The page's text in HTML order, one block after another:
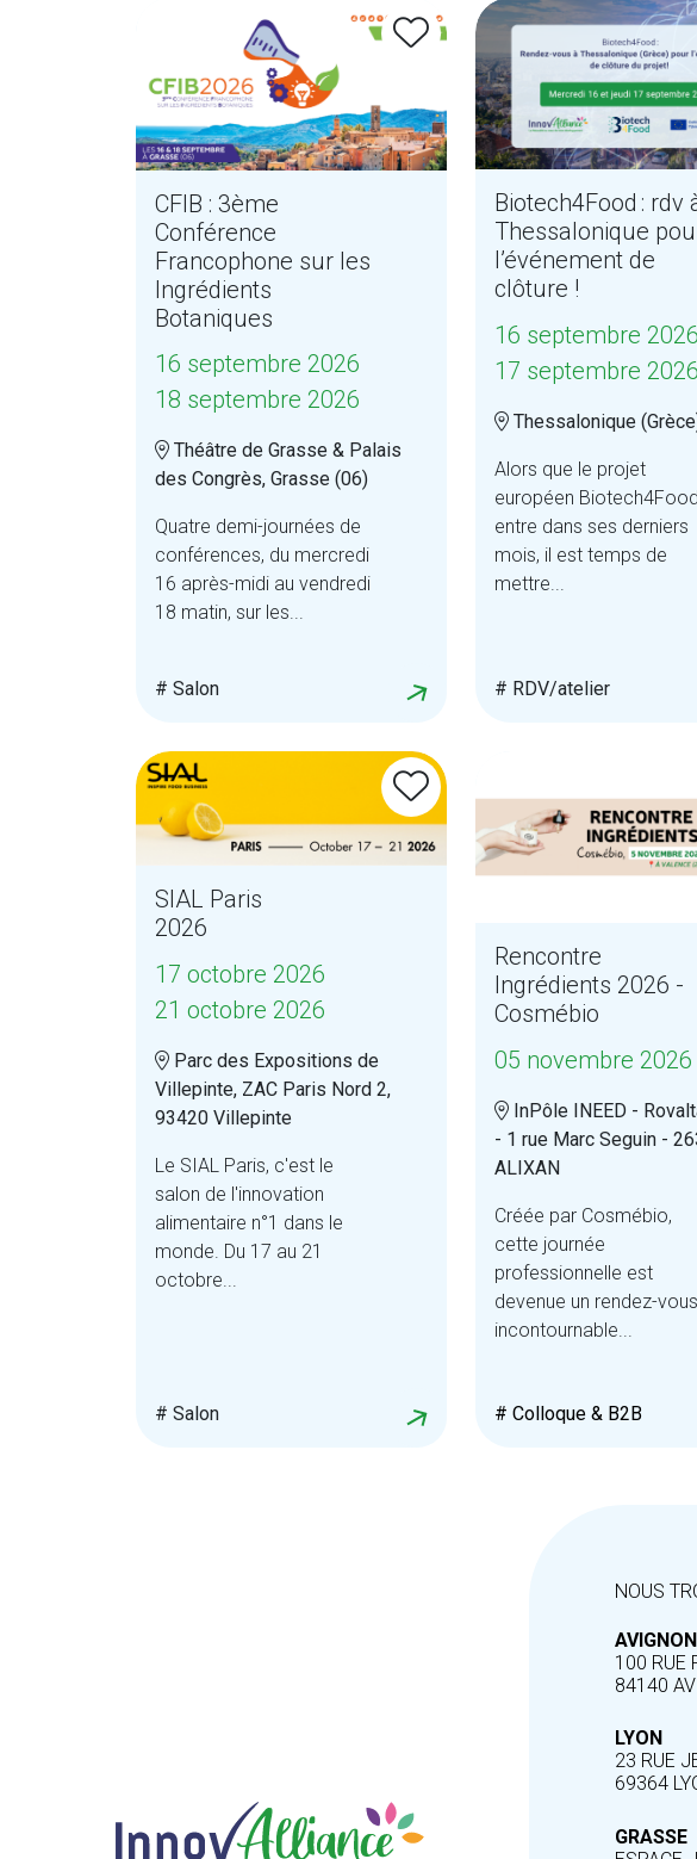
CFIB : 3ème
Conférence
Francophone sur les
Ingrédients
Botaniques
16 septembre 2026
18 septembre 2026
Théâtre de Grasse & Palais
des Congrès, Grasse (06)
Quatre demi-journées de
conférences, du mercredi
16 après-midi au vendredi
18 matin, sur les...
# Salon
Biotech4Food : rdv
Thessalonique
l’événement de
clôture !
16 septembre 2026
17 septembre 2026
Thessalonique
Alors que le projet
européen Biotech4Food
entre dans ses derniers
mois, il est temps de
mettre...
# RDV/atelier
SIAL Paris
2026
17 octobre 2026
21 octobre 2026
Parc des Expositions de
Villepinte, ZAC Paris Nord 2,
93420 Villepinte
Le SIAL Paris, c'est le
salon de l'innovation
alimentaire n°1 dans le
monde. Du 17 au 21
octobre...
# Salon
Rencontre
Ingrédients 2026 -
Cosmébio
05 novembre 2026
InPôle INEED -
- 1 rue Marc Seguin -
ALIXAN
Créée par Cosmébio,
cette journée
professionnelle est
devenue un rendez-vous
incontournable...
# Colloque & B2B
NOUS
100 RUE
84140
LYON
23 RUE
69364
GRASSE